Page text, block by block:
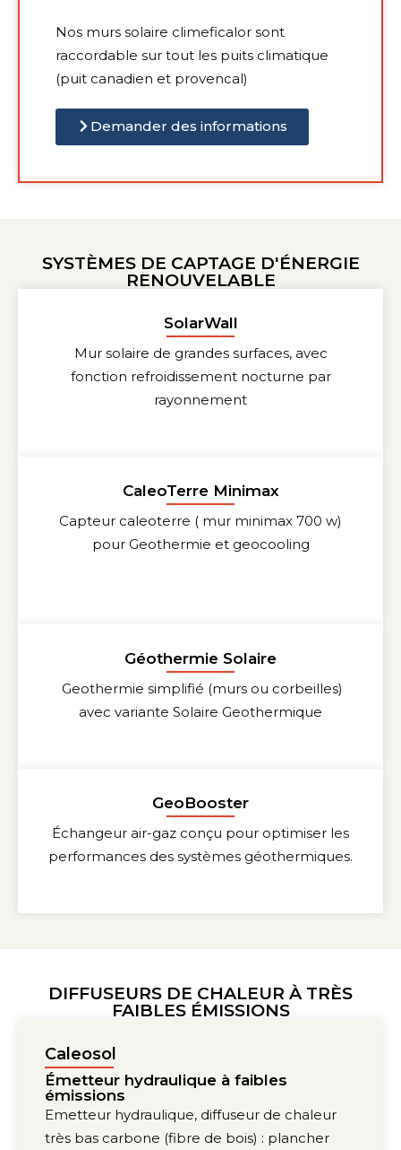
Nos murs solaire climeficalor sont
raccordable sur tout les puits climatique
(puit canadien et provencal)
Demander des informations
SYSTÈMES DE CAPTAGE D'ÉNERGIE
RENOUVELABLE
SolarWall
Mur solaire de grandes surfaces, avec
fonction refroidissement nocturne par
rayonnement
CaleoTerre Minimax
Capteur caleoterre ( mur minimax 700 w)
pour Geothermie et geocooling
Géothermie Solaire
Geothermie simplifié (murs ou corbeilles)
avec variante Solaire Geothermique
GeoBooster
Échangeur air-gaz conçu pour optimiser les
performances des systèmes géothermiques.
DIFFUSEURS DE CHALEUR À TRÈS
FAIBLES ÉMISSIONS
Caleosol
Émetteur hydraulique à faibles
émissions
Emetteur hydraulique, diffuseur de chaleur
très bas carbone (fibre de bois) : plancher